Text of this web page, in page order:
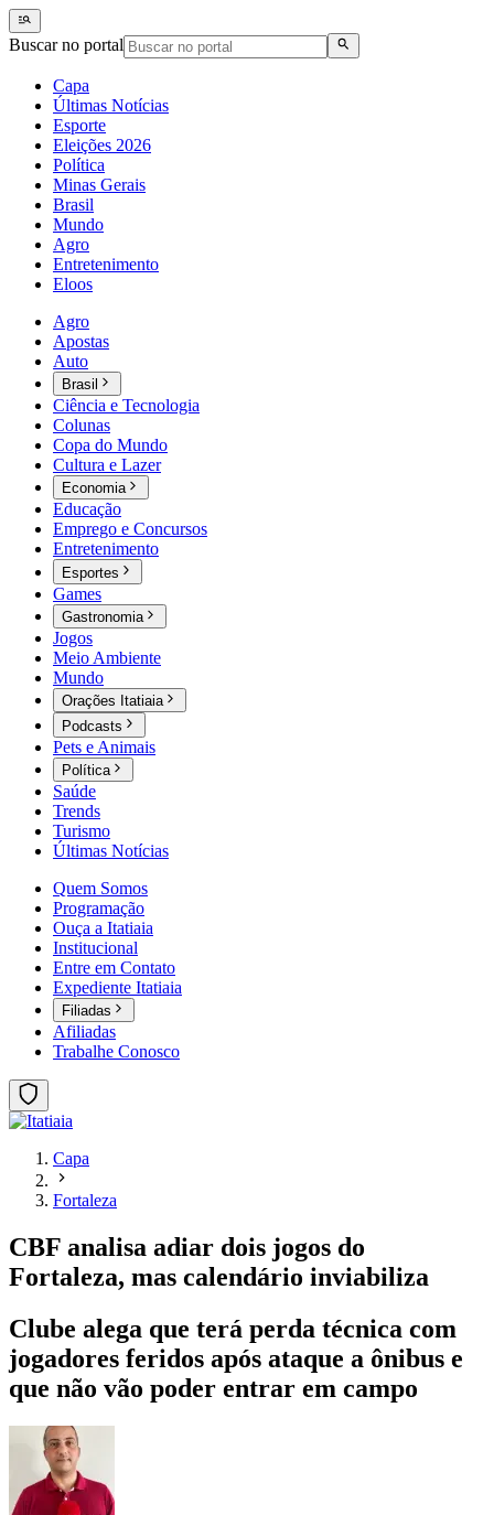
Buscar no portal
Capa
Últimas Notícias
Esporte
Eleições 2026
Política
Minas Gerais
Brasil
Mundo
Agro
Entretenimento
Eloos
Agro
Apostas
Auto
Brasil
Ciência e Tecnologia
Colunas
Copa do Mundo
Cultura e Lazer
Economia
Educação
Emprego e Concursos
Entretenimento
Esportes
Games
Gastronomia
Jogos
Meio Ambiente
Mundo
Orações Itatiaia
Podcasts
Pets e Animais
Política
Saúde
Trends
Turismo
Últimas Notícias
Quem Somos
Programação
Ouça a Itatiaia
Institucional
Entre em Contato
Expediente Itatiaia
Filiadas
Afiliadas
Trabalhe Conosco
Capa
Fortaleza
CBF analisa adiar dois jogos do
Fortaleza, mas calendário inviabiliza
Clube alega que terá perda técnica com
jogadores feridos após ataque a ônibus e
que não vão poder entrar em campo